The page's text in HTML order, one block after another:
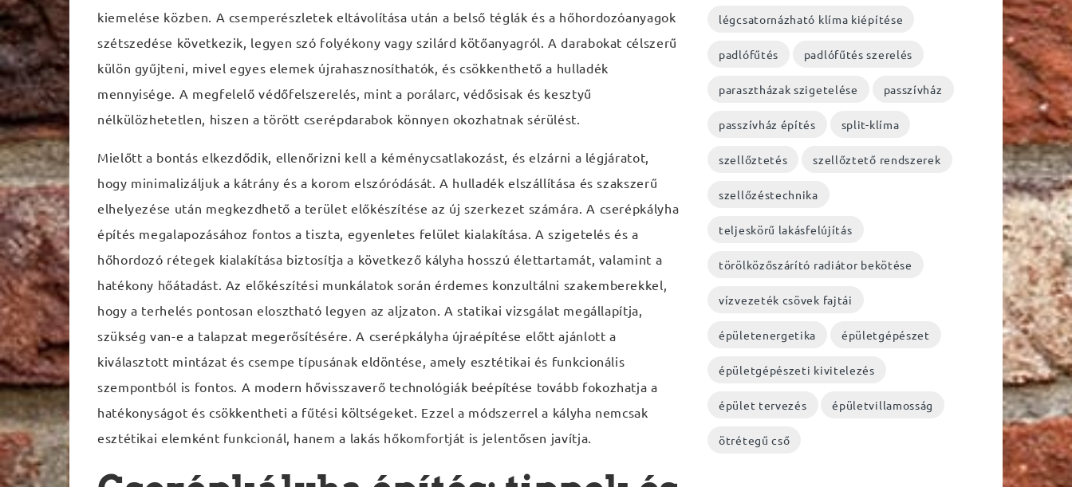
kiemelése közben. A csemperészletek eltávolítása után a belső téglák és a hőhordozóanyagok
szétszedése következik, legyen szó folyékony vagy szilárd kötőanyagról. A darabokat célszerű
külön gyűjteni, mivel egyes elemek újrahasznosíthatók, és csökkenthető a hulladék
mennyisége. A megfelelő védőfelszerelés, mint a porálarc, védősisak és kesztyű
nélkülözhetetlen, hiszen a törött cserépdarabok könnyen okozhatnak sérülést.
Mielőtt a bontás elkezdődik, ellenőrizni kell a kéménycsatlakozást, és elzárni a légjáratot,
hogy minimalizáljuk a kátrány és a korom elszóródását. A hulladék elszállítása és szakszerű
elhelyezése után megkezdhető a terület előkészítése az új szerkezet számára. A cserépkályha
építés megalapozásához fontos a tiszta, egyenletes felület kialakítása. A szigetelés és a
hőhordozó rétegek kialakítása biztosítja a következő kályha hosszú élettartamát, valamint a
hatékony hőátadást. Az előkészítési munkálatok során érdemes konzultálni szakemberekkel,
hogy a terhelés pontosan elosztható legyen az aljzaton. A statikai vizsgálat megállapítja,
szükség van-e a talapzat megerősítésére. A cserépkályha újraépítése előtt ajánlott a
kiválasztott mintázat és csempe típusának eldöntése, amely esztétikai és funkcionális
szempontból is fontos. A modern hővisszaverő technológiák beépítése tovább fokozhatja a
hatékonyságot és csökkentheti a fűtési költségeket. Ezzel a módszerrel a kályha nemcsak
esztétikai elemként funkcionál, hanem a lakás hőkomfortját is jelentősen javítja.
légcsatornázható klíma kiépítése
padlófűtés padlófűtés szerelés
parasztházak szigetelése passzívház
passzívház építés split-klíma
szellőztetés szellőztető rendszerek
szellőzéstechnika
teljeskörű lakásfelújítás
törölközőszárító radiátor bekötése
vízvezeték csövek fajtái
épületenergetika épületgépészet
épületgépészeti kivitelezés
épület tervezés épületvillamosság
ötrétegű cső